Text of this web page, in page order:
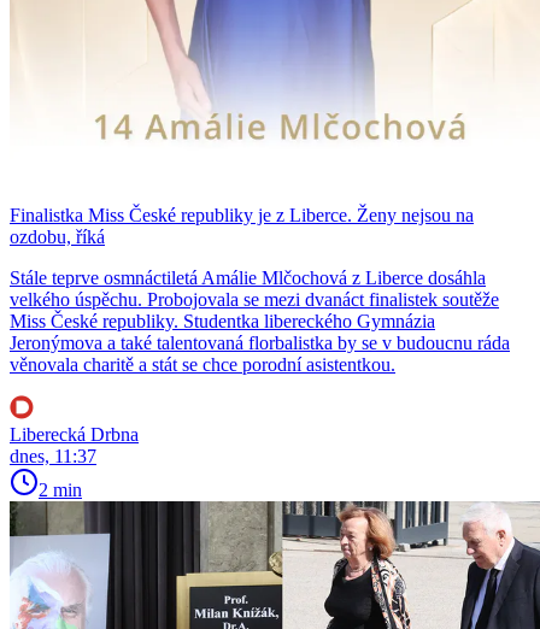
Finalistka Miss České republiky je z Liberce. Ženy nejsou na
ozdobu, říká
Stále teprve osmnáctiletá Amálie Mlčochová z Liberce dosáhla
velkého úspěchu. Probojovala se mezi dvanáct finalistek soutěže
Miss České republiky. Studentka libereckého Gymnázia
Jeronýmova a také talentovaná florbalistka by se v budoucnu ráda
věnovala charitě a stát se chce porodní asistentkou.
Liberecká Drbna
dnes, 11:37
2 min